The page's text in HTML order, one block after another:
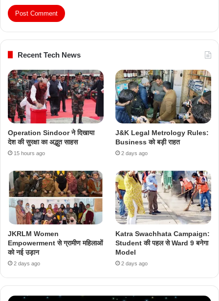
Recent Tech News
Operation Sindoor ने दिखाया
देश की सुरक्षा का अद्भुत साहस
15 hours ago
J&K Legal Metrology Rules:
Business को बड़ी राहत
2 days ago
JKRLM Women
Empowerment से ग्रामीण महिलाओं
को नई उड़ान
2 days ago
Katra Swachhata Campaign:
Student की पहल से Ward 9 बनेगा
Model
2 days ago